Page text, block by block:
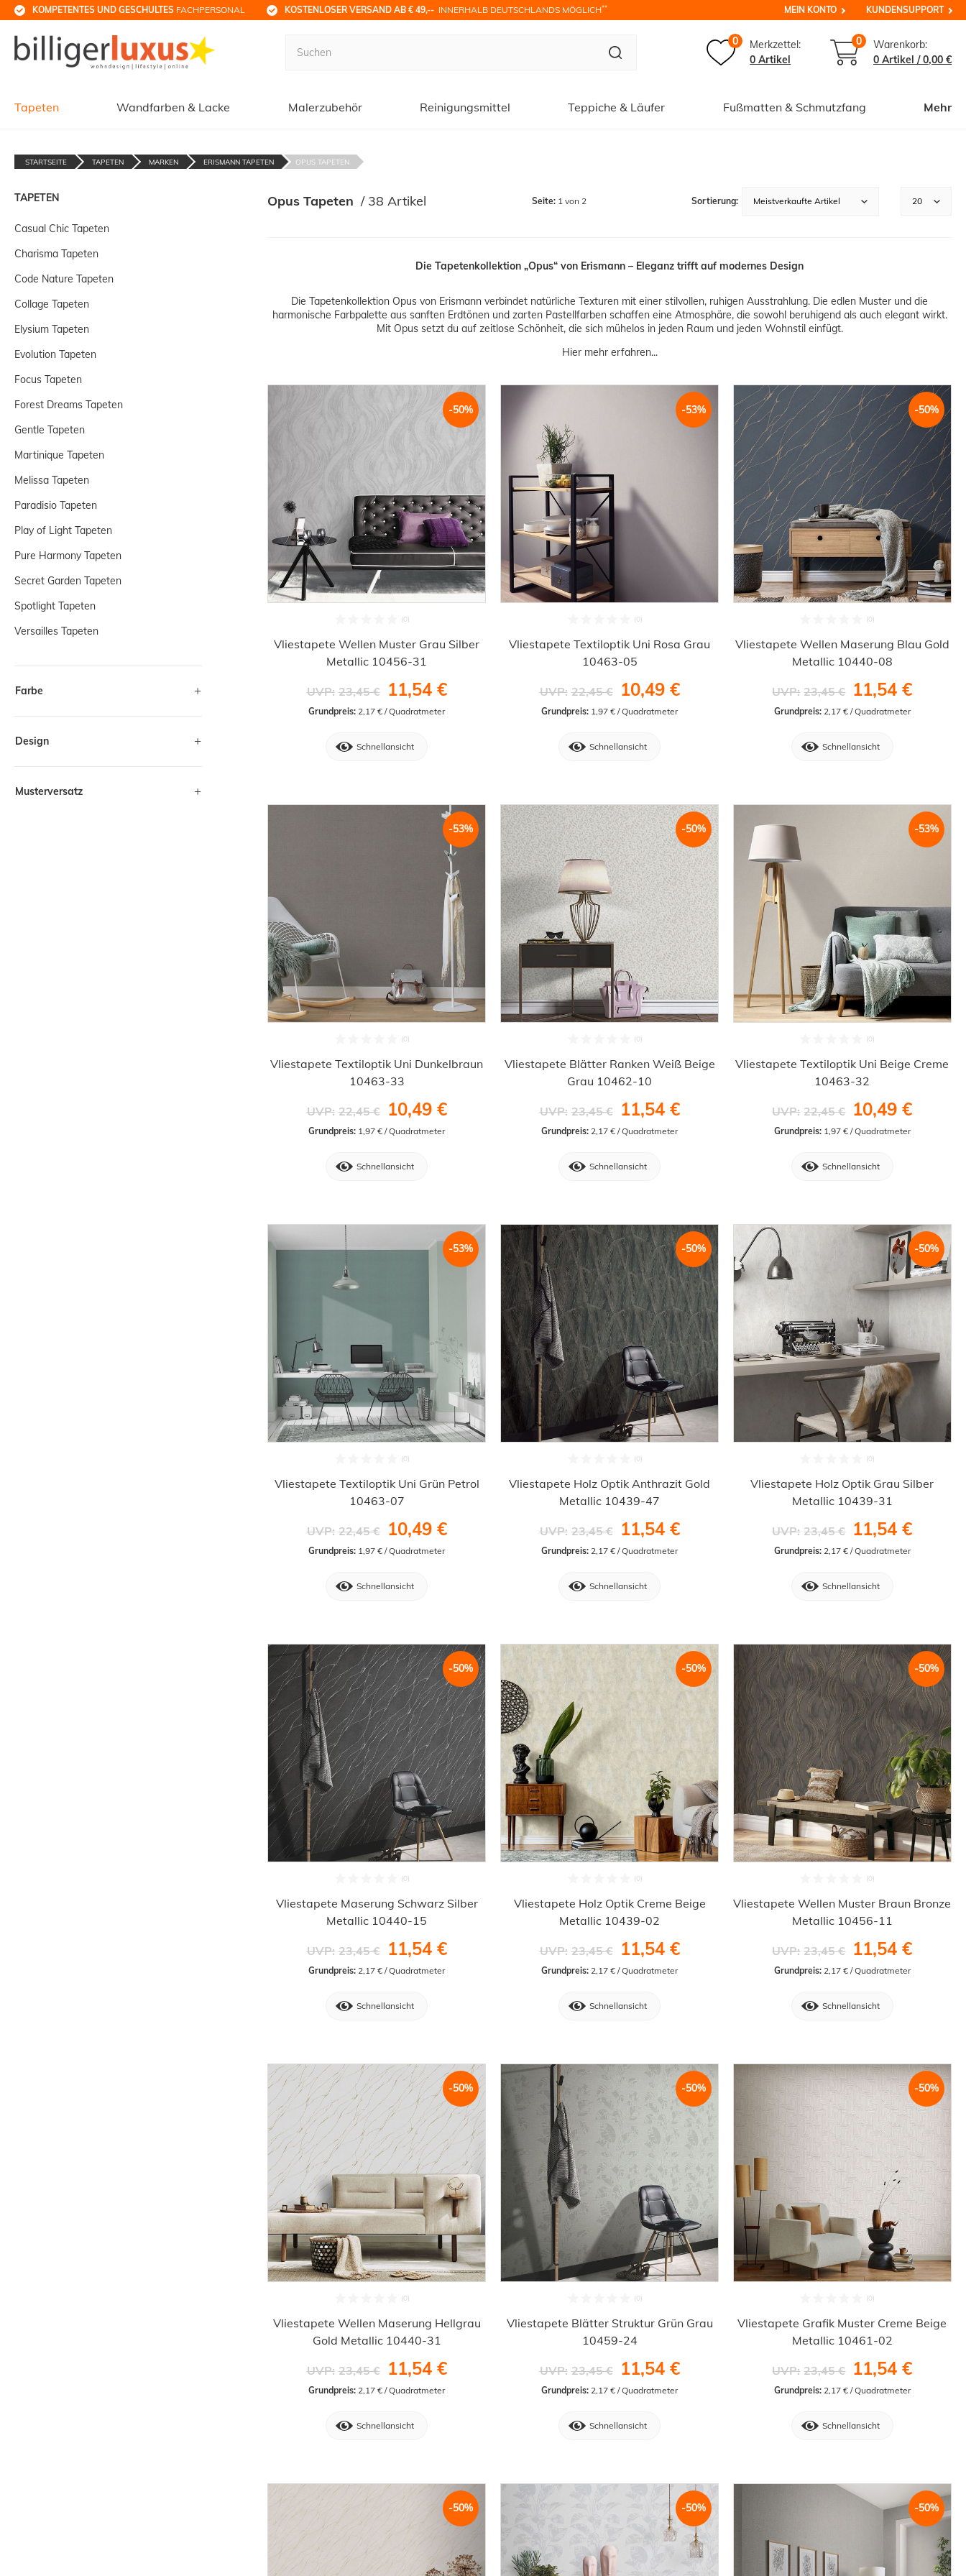
KOMPETENTES UND GESCHULTES FACHPERSONAL KOSTENLOSER VERSAND AB € 49,-- INNERHALB DEUTSCHLANDS MÖGLICH** MEIN KONTO KUNDENSUPPORT
0
Merkzettel:
0 Artikel
0
Warenkorb:
0 Artikel /0,00 €
Tapeten Wandfarben & Lacke Malerzubehör Reinigungsmittel Teppiche & Läufer Fußmatten & Schmutzfang Mehr
STARTSEITE TAPETEN MARKEN ERISMANN TAPETEN OPUS TAPETEN
TAPETEN
Paradisio Tapeten
Spotlight Tapeten
Charisma Tapeten
Code Nature Tapeten
Casual Chic Tapeten
Evolution Tapeten
Focus Tapeten
Martinique Tapeten
Versailles Tapeten
Collage Tapeten
Play of Light Tapeten
Melissa Tapeten
Gentle Tapeten
Elysium Tapeten
Secret Garden Tapeten
Forest Dreams Tapeten
Pure Harmony Tapeten
Farbe
Design
Musterversatz
Opus Tapeten / 38 Artikel Seite:1 von 2
Die Tapetenkollektion „Opus“ von Erismann – Eleganz trifft auf modernes Design
Die Tapetenkollektion Opus von Erismann verbindet natürliche Texturen mit einer stilvollen, ruhigen Ausstrahlung. Die edlen Muster und die
harmonische Farbpalette aus sanften Erdtönen und zarten Pastellfarben schaffen eine Atmosphäre, die sowohl beruhigend als auch elegant wirkt.
Mit Opus setzt du auf zeitlose Schönheit, die sich mühelos in jeden Raum und jeden Wohnstil einfügt.
Hier mehr erfahren...
-50%
Vliestapete Wellen Muster Grau Silber
Metallic 10456-31
UVP: 23,45 € 11,54 €
Grundpreis: 2,17 € / Quadratmeter
Schnellansicht
-53%
Vliestapete Textiloptik Uni Rosa Grau
10463-05
UVP: 22,45 € 10,49 €
Grundpreis: 1,97 € / Quadratmeter
Schnellansicht
-50%
Vliestapete Wellen Maserung Blau Gold
Metallic 10440-08
UVP: 23,45 € 11,54 €
Grundpreis: 2,17 € / Quadratmeter
Schnellansicht
-53%
Vliestapete Textiloptik Uni Dunkelbraun
10463-33
UVP: 22,45 € 10,49 €
Grundpreis: 1,97 € / Quadratmeter
Schnellansicht
-50%
Vliestapete Blätter Ranken Weiß Beige
Grau 10462-10
UVP: 23,45 € 11,54 €
Grundpreis: 2,17 € / Quadratmeter
Schnellansicht
-53%
Vliestapete Textiloptik Uni Beige Creme
10463-32
UVP: 22,45 € 10,49 €
Grundpreis: 1,97 € / Quadratmeter
Schnellansicht
-53%
Vliestapete Textiloptik Uni Grün Petrol
10463-07
UVP: 22,45 € 10,49 €
Grundpreis: 1,97 € / Quadratmeter
Schnellansicht
-50%
Vliestapete Holz Optik Anthrazit Gold
Metallic 10439-47
UVP: 23,45 € 11,54 €
Grundpreis: 2,17 € / Quadratmeter
Schnellansicht
-50%
Vliestapete Holz Optik Grau Silber
Metallic 10439-31
UVP: 23,45 € 11,54 €
Grundpreis: 2,17 € / Quadratmeter
Schnellansicht
-50%
Vliestapete Maserung Schwarz Silber
Metallic 10440-15
UVP: 23,45 € 11,54 €
Grundpreis: 2,17 € / Quadratmeter
Schnellansicht
-50%
Vliestapete Holz Optik Creme Beige
Metallic 10439-02
UVP: 23,45 € 11,54 €
Grundpreis: 2,17 € / Quadratmeter
Schnellansicht
-50%
Vliestapete Wellen Muster Braun Bronze
Metallic 10456-11
UVP: 23,45 € 11,54 €
Grundpreis: 2,17 € / Quadratmeter
Schnellansicht
-50%
Vliestapete Wellen Maserung Hellgrau
Gold Metallic 10440-31
UVP: 23,45 € 11,54 €
Grundpreis: 2,17 € / Quadratmeter
Schnellansicht
-50%
Vliestapete Blätter Struktur Grün Grau
10459-24
UVP: 23,45 € 11,54 €
Grundpreis: 2,17 € / Quadratmeter
Schnellansicht
-50%
Vliestapete Grafik Muster Creme Beige
Metallic 10461-02
UVP: 23,45 € 11,54 €
Grundpreis: 2,17 € / Quadratmeter
Schnellansicht
-50% -50% -50%